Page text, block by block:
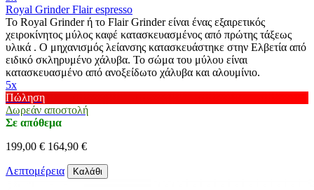
Royal Grinder Flair espresso
Το Royal Grinder ή το Flair Grinder είναι ένας εξαιρετικός
χειροκίνητος μύλος καφέ κατασκευασμένος από πρώτης τάξεως
υλικά . Ο μηχανισμός λείανσης κατασκευάστηκε στην Ελβετία από
ειδικό σκληρυμένο χάλυβα. Το σώμα του μύλου είναι
κατασκευασμένο από ανοξείδωτο χάλυβα και αλουμίνιο.
5x
Πώληση
Δωρεάν αποστολή
Σε απόθεμα
199,00 € 164,90 €
Λεπτομέρεια Καλάθι